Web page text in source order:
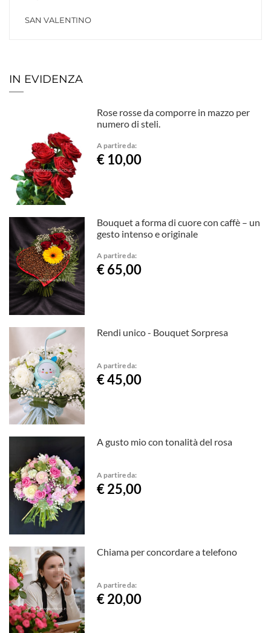
SAN VALENTINO
IN EVIDENZA
Rose rosse da comporre in mazzo per
numero di steli.
A partire da:
€ 10,00
Bouquet a forma di cuore con caffè – un
gesto intenso e originale
A partire da:
€ 65,00
Rendi unico - Bouquet Sorpresa
A partire da:
€ 45,00
A gusto mio con tonalità del rosa
A partire da:
€ 25,00
Chiama per concordare a telefono
A partire da:
€ 20,00